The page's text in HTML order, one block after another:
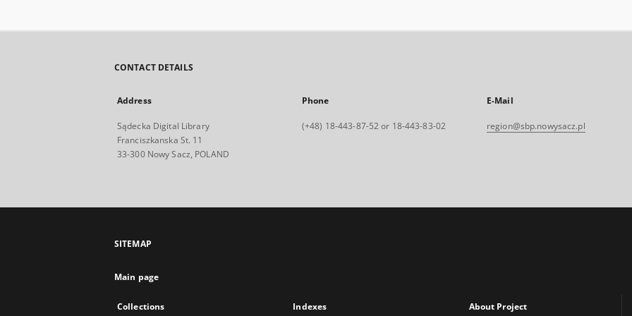
CONTACT DETAILS
Address
Sądecka Digital Library
Franciszkanska St. 11
33-300 Nowy Sacz, POLAND
Phone
(+48) 18-443-87-52 or 18-443-83-02
E-Mail
region@sbp.nowysacz.pl
SITEMAP
Main page
Collections Indexes About Project